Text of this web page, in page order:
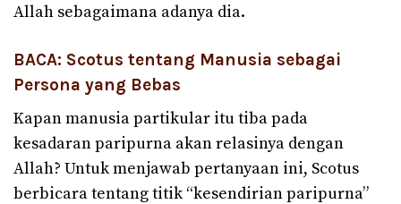
Allah sebagaimana adanya dia.
BACA: Scotus tentang Manusia sebagai
Persona yang Bebas
Kapan manusia partikular itu tiba pada
kesadaran paripurna akan relasinya dengan
Allah? Untuk menjawab pertanyaan ini, Scotus
berbicara tentang titik “kesendirian paripurna”